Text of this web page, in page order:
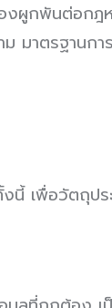
กพันต่อก
มาตรฐานก
เพื่อวัตถุป